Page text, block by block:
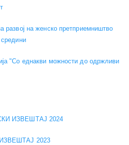
развој на женско претприемништво
"Со еднакви можности до одржливи
ИЗВЕШТАЈ 2024
2023